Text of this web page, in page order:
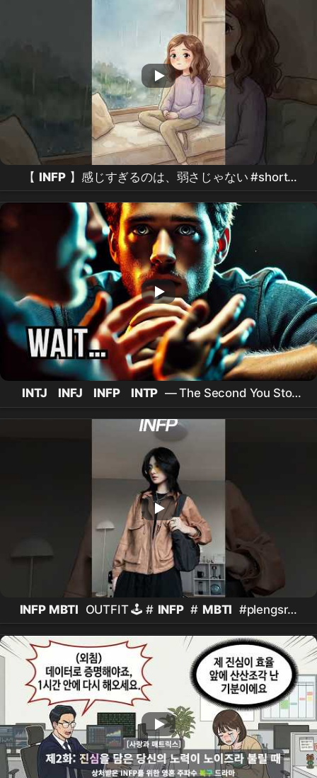
【 INFP 】感じすぎるのは、弱さじゃない #shorts
# infp #心理学 #メンタルケア #脳科学 # mbti #自
己理解
INTJ INFJ INFP INTP — The Second You Stop
Explaining
INFP MBTI OUTFIT 🕹️ # INFP # MBTI #plengsrpc
#plengsiripukcha #OOTD